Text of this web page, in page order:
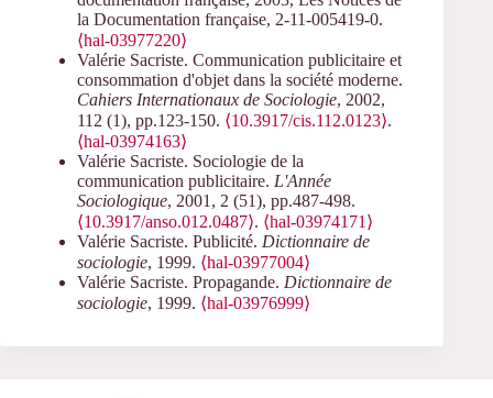
la Documentation française, 2-11-005419-0.
⟨hal-03977220⟩
Valérie Sacriste. Communication publicitaire et
consommation d'objet dans la société moderne.
Cahiers Internationaux de Sociologie, 2002,
112 (1), pp.123-150. ⟨10.3917/cis.112.0123⟩.
⟨hal-03974163⟩
Valérie Sacriste. Sociologie de la
communication publicitaire. L'Année
Sociologique, 2001, 2 (51), pp.487-498.
⟨10.3917/anso.012.0487⟩. ⟨hal-03974171⟩
Valérie Sacriste. Publicité. Dictionnaire de
sociologie, 1999. ⟨hal-03977004⟩
Valérie Sacriste. Propagande. Dictionnaire de
sociologie, 1999. ⟨hal-03976999⟩